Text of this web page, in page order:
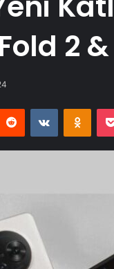
2
Reddit VKontakte